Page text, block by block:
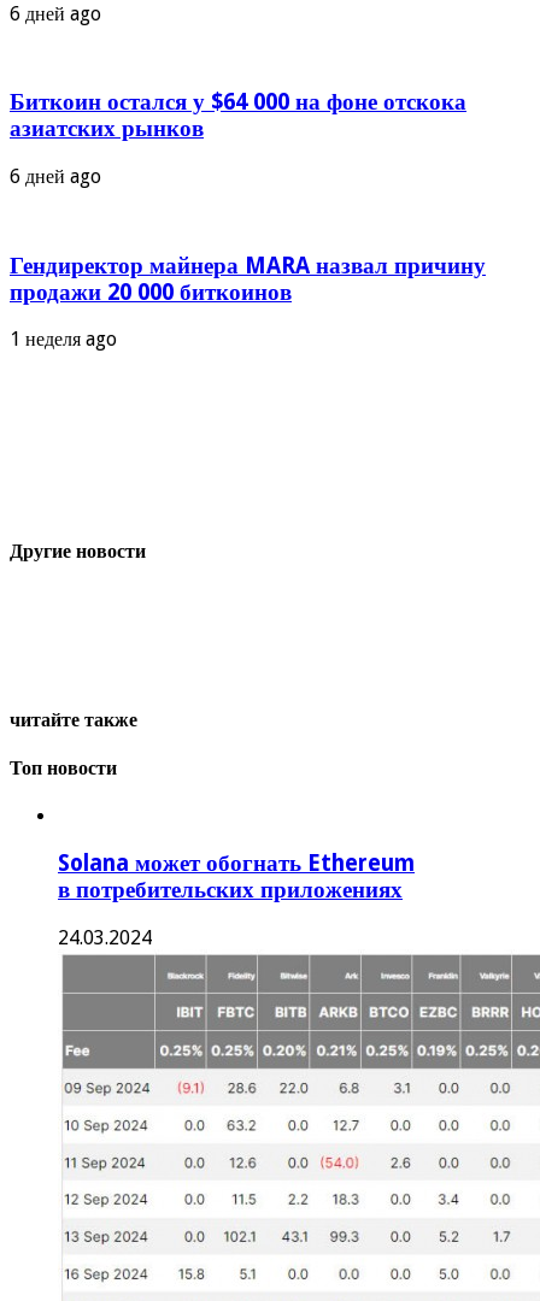
6 дней ago
Биткоин остался у $64 000 на фоне отскока
азиатских рынков
6 дней ago
Гендиректор майнера MARA назвал причину
продажи 20 000 биткоинов
1 неделя ago
Другие новости
читайте также
Топ новости
Solana может обогнать Ethereum
в потребительских приложениях
24.03.2024